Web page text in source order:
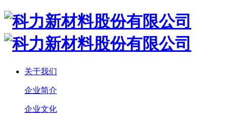
关于我们
企业简介
企业文化